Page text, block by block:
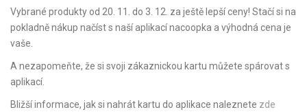
Vybrané produkty od 20. 11. do 3. 12. za ještě lepší ceny! Stačí si na
pokladně nákup načíst s naší aplikací nacoopka a výhodná cena je
vaše.
A nezapomeňte, že si svoji zákaznickou kartu můžete spárovat s
aplikací.
Bližší informace, jak si nahrát kartu do aplikace naleznete zde